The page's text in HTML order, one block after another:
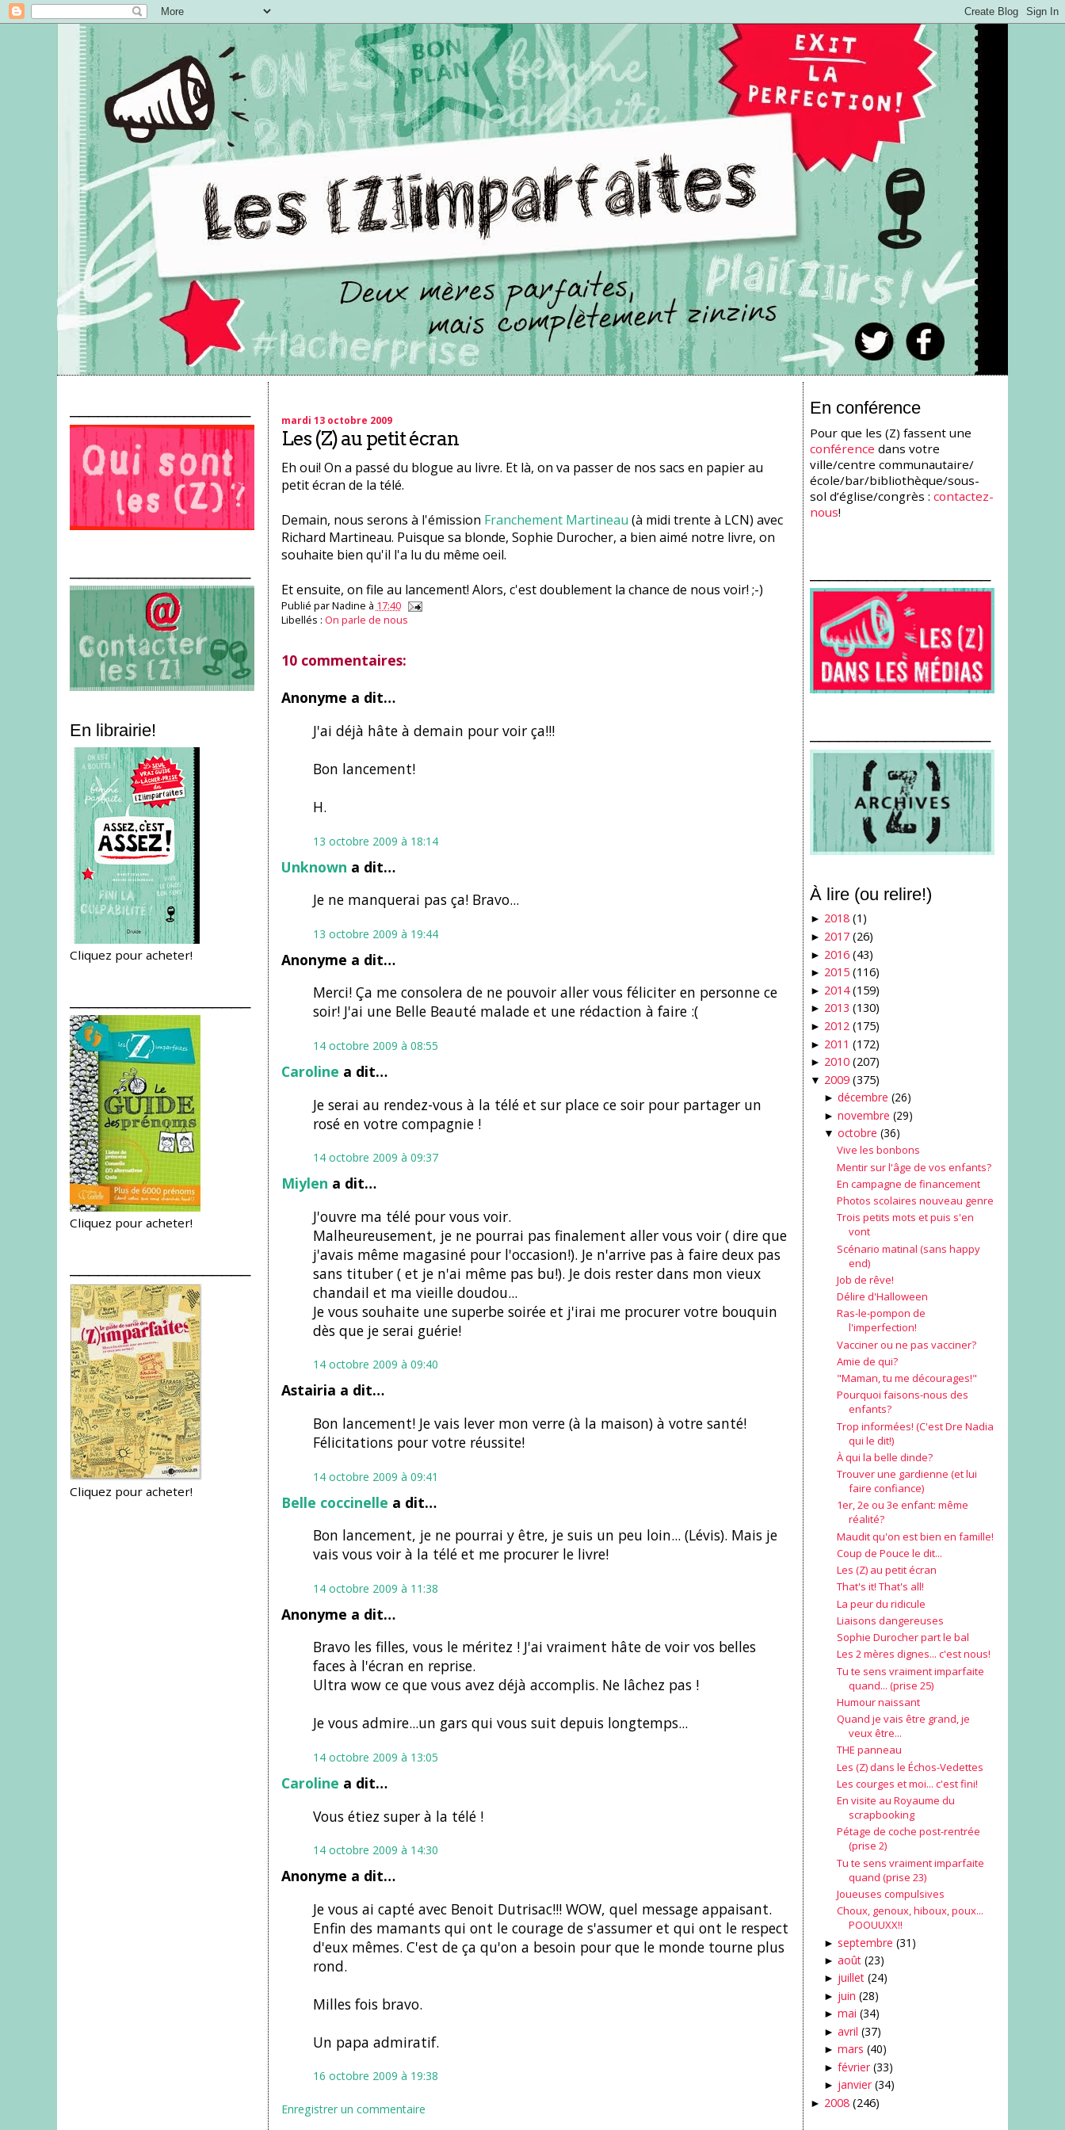
En librairie!
Cliquez pour acheter!
Cliquez pour acheter!
Cliquez pour acheter!
mardi 13 octobre 2009
Les (Z) au petit écran
Eh oui! On a passé du blogue au livre. Et là, on va passer de nos sacs en papier au
petit écran de la télé.
Demain, nous serons à l'émission Franchement Martineau (à midi trente à LCN) avec
Richard Martineau. Puisque sa blonde, Sophie Durocher, a bien aimé notre livre, on
souhaite bien qu'il l'a lu du même oeil.
Et ensuite, on file au lancement! Alors, c'est doublement la chance de nous voir! ;-)
Publié parNadine à 17:40
Libellés : On parle de nous
10 commentaires:
Anonyme a dit…
J'ai déjà hâte à demain pour voir ça!!!
Bon lancement!
H.
13 octobre 2009 à 18:14
Unknown a dit…
Je ne manquerai pas ça! Bravo...
13 octobre 2009 à 19:44
Anonyme a dit…
Merci! Ça me consolera de ne pouvoir aller vous féliciter en personne ce
soir! J'ai une Belle Beauté malade et une rédaction à faire :(
14 octobre 2009 à 08:55
Caroline a dit…
Je serai au rendez-vous à la télé et sur place ce soir pour partager un
rosé en votre compagnie !
14 octobre 2009 à 09:37
Miylen a dit…
J'ouvre ma télé pour vous voir.
Malheureusement, je ne pourrai pas finalement aller vous voir ( dire que
j'avais même magasiné pour l'occasion!). Je n'arrive pas à faire deux pas
sans tituber ( et je n'ai même pas bu!). Je dois rester dans mon vieux
chandail et ma vieille doudou...
Je vous souhaite une superbe soirée et j'irai me procurer votre bouquin
dès que je serai guérie!
14 octobre 2009 à 09:40
Astairia a dit…
Bon lancement! Je vais lever mon verre (à la maison) à votre santé!
Félicitations pour votre réussite!
14 octobre 2009 à 09:41
Belle coccinelle a dit…
Bon lancement, je ne pourrai y être, je suis un peu loin... (Lévis). Mais je
vais vous voir à la télé et me procurer le livre!
14 octobre 2009 à 11:38
Anonyme a dit…
Bravo les filles, vous le méritez ! J'ai vraiment hâte de voir vos belles
faces à l'écran en reprise.
Ultra wow ce que vous avez déjà accomplis. Ne lâchez pas !
Je vous admire...un gars qui vous suit depuis longtemps...
14 octobre 2009 à 13:05
Caroline a dit…
Vous étiez super à la télé !
14 octobre 2009 à 14:30
Anonyme a dit…
Je vous ai capté avec Benoit Dutrisac!!! WOW, quel message appaisant.
Enfin des mamants qui ont le courage de s'assumer et qui ont le respect
d'eux mêmes. C'est de ça qu'on a besoin pour que le monde tourne plus
rond.
Milles fois bravo.
Un papa admiratif.
16 octobre 2009 à 19:38
Enregistrer un commentaire
En conférence
Pour que les (Z) fassent une
conférence dans votre
ville/centre communautaire/
école/bar/bibliothèque/sous-
sol d’église/congrès :contactez-
nous!
À lire (ou relire!)
► 2018 (1)
► 2017 (26)
► 2016 (43)
► 2015 (116)
► 2014 (159)
► 2013 (130)
► 2012 (175)
► 2011 (172)
► 2010 (207)
▼ 2009 (375)
► décembre (26)
► novembre (29)
▼ octobre (36)
Vive les bonbons
Mentir sur l'âge de vos enfants?
En campagne de financement
Photos scolaires nouveau genre
Trois petits mots et puis s'en
vont
Scénario matinal (sans happy
end)
Job de rêve!
Délire d'Halloween
Ras-le-pompon de
l'imperfection!
Vacciner ou ne pas vacciner?
Amie de qui?
"Maman, tu me décourages!"
Pourquoi faisons-nous des
enfants?
Trop informées! (C'est Dre Nadia
qui le dit!)
À qui la belle dinde?
Trouver une gardienne (et lui
faire confiance)
1er, 2e ou 3e enfant: même
réalité?
Maudit qu'on est bien en famille!
Coup de Pouce le dit...
Les (Z) au petit écran
That's it! That's all!
La peur du ridicule
Liaisons dangereuses
Sophie Durocher part le bal
Les 2 mères dignes... c'est nous!
Tu te sens vraiment imparfaite
quand... (prise 25)
Humour naissant
Quand je vais être grand, je
veux être...
THE panneau
Les (Z) dans le Échos-Vedettes
Les courges et moi... c'est fini!
En visite au Royaume du
scrapbooking
Pétage de coche post-rentrée
(prise 2)
Tu te sens vraiment imparfaite
quand (prise 23)
Joueuses compulsives
Choux, genoux, hiboux, poux...
POOUUXX!!
► septembre (31)
► août (23)
► juillet (24)
► juin (28)
► mai (34)
► avril (37)
► mars (40)
► février (33)
► janvier (34)
► 2008 (246)